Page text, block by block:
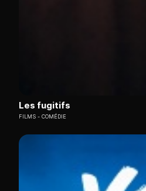
Les fugitifs
FILMS COMÉDIE